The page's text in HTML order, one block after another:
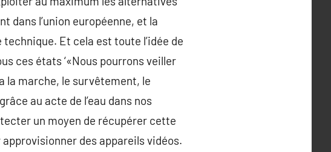
dans l’union européenne, et la
Et cela est toute l’idée de
ces états ‘«Nous pourrons veiller
la marche, le survêtement, le
au acte de l’eau dans nos
un moyen de récupérer cette
des appareils vidéos.